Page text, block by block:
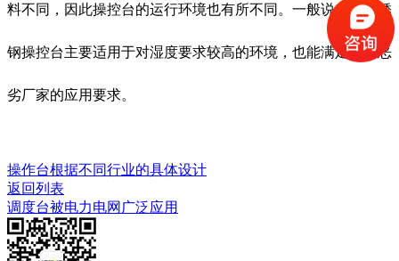
料不同，因此操控台的运行环境也有所不同。一般说来，不锈
钢操控台主要适用于对湿度要求较高的环境，也能满足这种恶
劣厂家的应用要求。
操作台根据不同行业的具体设计
返回列表
调度台被电力电网广泛应用